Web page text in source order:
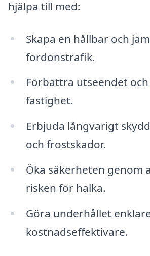
hjälpa till med:
Skapa en hållbar och
fordonstrafik.
Förbättra utseendet
fastighet.
Erbjuda långvarigt
och frostskador.
Öka säkerheten genom
risken för halka.
Göra underhållet
kostnadseffektivare.